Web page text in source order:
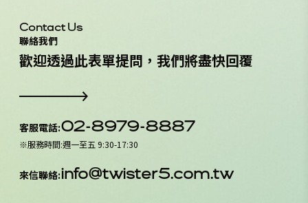
Contact Us
聯絡我們
歡迎透過此表單提問 ， 我們將盡快回覆
客服電話:02-8979-8887
※服務時間:週一至五 9:30-17:30
來信聯絡:info@twister5.com.tw